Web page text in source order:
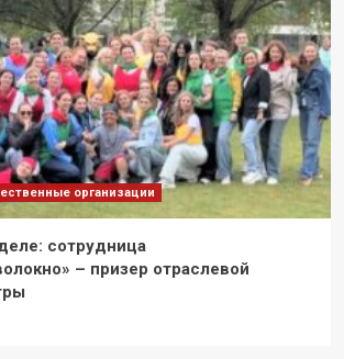
организации
сотрудница
– призер отраслевой